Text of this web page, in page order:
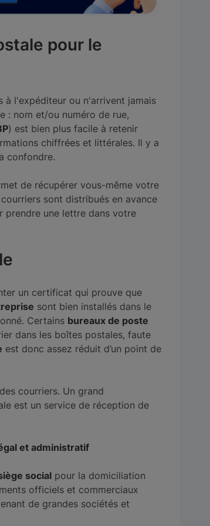
pour le
à l'expéditeur ou n'arrivent jamais
: nom et/ou numéro de rue,
) est bien plus facile à retenir
chiffrées et littérales. Il y a
confondre.
de récupérer vous-même votre
sont distribués en avance
prendre une lettre dans votre
un certificat qui prouve que
sont bien installés dans le
Certains bureaux de poste
dans les boîtes postales, faute
est donc assez réduit d’un point de
courriers. Un grand
est un service de réception de
et administratif
social pour la domiciliation
officiels et commerciaux
de grandes sociétés et